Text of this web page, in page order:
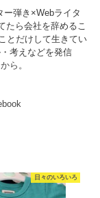
ー弾き×Webライタ
たら会社を辞めるこ
とだけして生きてい
考えなどを発信
ら。
日々のいろいろ